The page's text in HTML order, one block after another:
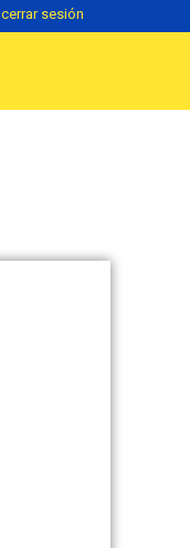
cerrar sesión